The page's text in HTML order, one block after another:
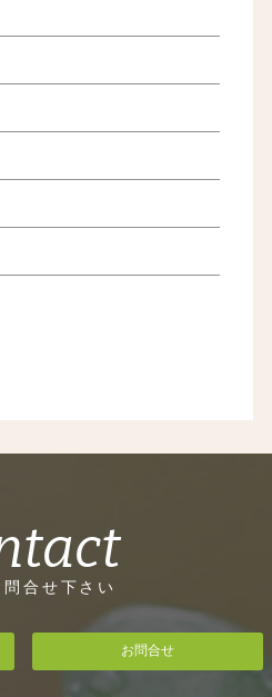
問合せ下さい
お問合せ